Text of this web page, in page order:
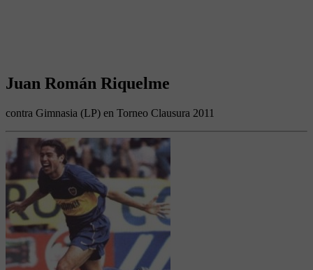
Juan Román Riquelme
contra Gimnasia (LP) en Torneo Clausura 2011